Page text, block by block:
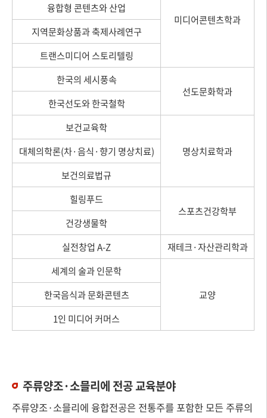
미디어콘텐츠학과
융합형 콘텐츠와 산업
지역문화상품과 축제사례연구
트랜스미디어 스토리텔링
한국의 세시풍속
선도문화학과
한국선도와 한국철학
보건교육학
명상치료학과
대체의학론(차·음식·향기 명상치료)
보건의료법규
힐링푸드
스포츠건강학부
건강생물학
실전창업 A-Z
재테크·자산관리학과
세계의 술과 인문학
교양
한국음식과 문화콘텐츠
1인 미디어 커머스
주류양조·소믈리에 전공 교육분야
주류양조·소믈리에 융합전공은 전통주를 포함한 모든 주류의